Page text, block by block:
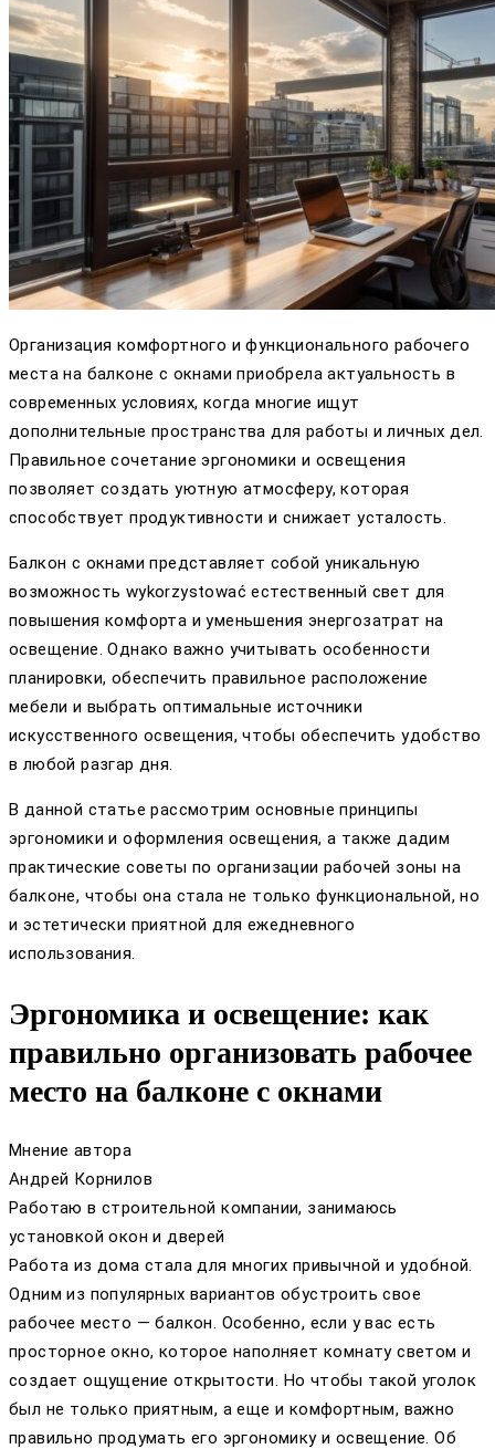
Организация комфортного и функционального рабочего
места на балконе с окнами приобрела актуальность в
современных условиях, когда многие ищут
дополнительные пространства для работы и личных дел.
Правильное сочетание эргономики и освещения
позволяет создать уютную атмосферу, которая
способствует продуктивности и снижает усталость.
Балкон с окнами представляет собой уникальную
возможность wykorzystować естественный свет для
повышения комфорта и уменьшения энергозатрат на
освещение. Однако важно учитывать особенности
планировки, обеспечить правильное расположение
мебели и выбрать оптимальные источники
искусственного освещения, чтобы обеспечить удобство
в любой разгар дня.
В данной статье рассмотрим основные принципы
эргономики и оформления освещения, а также дадим
практические советы по организации рабочей зоны на
балконе, чтобы она стала не только функциональной, но
и эстетически приятной для ежедневного
использования.
Эргономика и освещение: как
правильно организовать рабочее
место на балконе с окнами
Мнение автора
Андрей Корнилов
Работаю в строительной компании, занимаюсь
установкой окон и дверей
Работа из дома стала для многих привычной и удобной.
Одним из популярных вариантов обустроить свое
рабочее место — балкон. Особенно, если у вас есть
просторное окно, которое наполняет комнату светом и
создает ощущение открытости. Но чтобы такой уголок
был не только приятным, а еще и комфортным, важно
правильно продумать его эргономику и освещение. Об